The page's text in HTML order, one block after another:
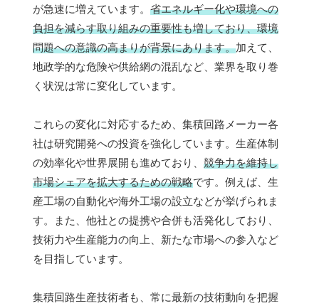
が急速に増えています。 省エネルギー化や環境への
負担を減らす取り組みの重要性も増しており、環境
問題への意識の高まりが背景にあります。加えて、
地政学的な危険や供給網の混乱など、業界を取り巻
く状況は常に変化しています。
これらの変化に対応するため、集積回路メーカー各
社は研究開発への投資を強化しています。生産体制
の効率化や世界展開も進めており、 競争力を維持し
市場シェアを拡大するための戦略です。例えば、生
産工場の自動化や海外工場の設立などが挙げられま
す。また、他社との提携や合併も活発化しており、
技術力や生産能力の向上、新たな市場への参入など
を目指しています。
集積回路生産技術者も、常に最新の技術動向を把握